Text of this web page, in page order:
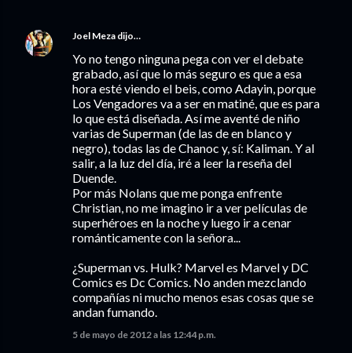
Joel Meza dijo…
Yo no tengo ninguna pega con ver el debate
grabado, así que lo más seguro es que a esa
hora esté viendo el beis, como Adayin, porque
Los Vengadores va a ser en matiné, que es para
lo que está diseñada. Así me aventé de niño
varias de Superman (de las de en blanco y
negro), todas las de Chanoc y, sí: Kaliman. Y al
salir, a la luz del día, iré a leer la reseña del
Duende.
Por más Nolans que me ponga enfrente
Christian, no me imagino ir a ver películas de
superhéroes en la noche y luego ir a cenar
románticamente con la señora...
¿Superman vs. Hulk? Marvel es Marvel y DC
Comics es Dc Comics. No anden mezclando
compañías ni mucho menos esas cosas que se
andan fumando.
5 de mayo de 2012 a las 12:44 p.m.